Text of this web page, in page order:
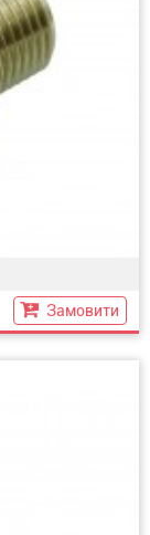
Замовити